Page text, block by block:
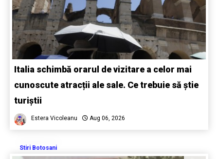
Italia schimbă orarul de vizitare a celor mai
cunoscute atracții ale sale. Ce trebuie să știe
turiștii
Estera Vicoleanu Aug 06, 2026
Stiri Botosani